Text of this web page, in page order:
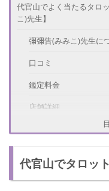
代官山でよく当たるタロ
こ)先生】
彌彌告(みみこ)先生に
口コミ
鑑定料金
店舗詳細
代官山でよく当たるタロ
セレス玲奈先生につい
口コミ
代官山でタロッ